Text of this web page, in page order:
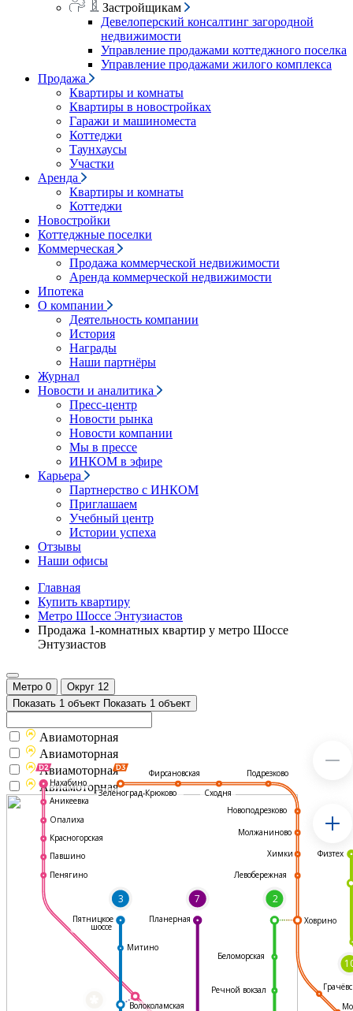
Застройщикам
Девелоперский консалтинг загородной
недвижимости
Управление продажами коттеджного поселка
Управление продажами жилого комплекса
Продажа
Квартиры и комнаты
Квартиры в новостройках
Гаражи и машиноместа
Коттеджи
Таунхаусы
Участки
Аренда
Квартиры и комнаты
Коттеджи
Новостройки
Коттеджные поселки
Коммерческая
Продажа коммерческой недвижимости
Аренда коммерческой недвижимости
Ипотека
О компании
Деятельность компании
История
Награды
Наши партнёры
Журнал
Новости и аналитика
Пресс-центр
Новости рынка
Новости компании
Мы в прессе
ИНКОМ в эфире
Карьера
Партнерство с ИНКОМ
Приглашаем
Учебный центр
Истории успеха
Отзывы
Наши офисы
Главная
Купить квартиру
Метро Шоссе Энтузиастов
Продажа 1-комнатных квартир у метро Шоссе
Энтузиастов
Метро 0 Округ 12
Показать 1 объект Показать 1 объект
3 7 2
Фирсановская
Сходня
Подрезково
Новоподрезково
Молжаниново
Химки
Левобережная
Ховрино
Волоколамская
Митино
Нахабино
Аникеевка
Опалиха
Красногорская
Павшино
Пенягино
Пятницкое
шоссе
Планерная
Физтех
Речной вокзал
Беломорская
Зеленоград-Крюково
Авиамоторная
Авиамоторная
Авиамоторная
Авиамоторная